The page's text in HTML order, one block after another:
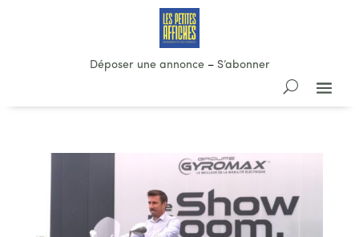
Déposer une annonce– S’abonner